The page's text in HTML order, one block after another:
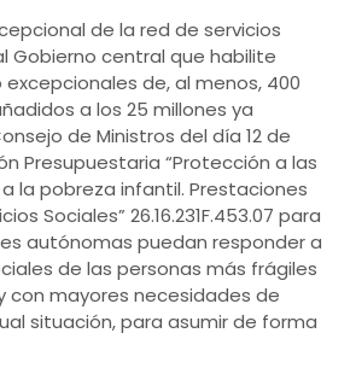
de la red de servicios
Gobierno central que habilite
de, al menos, 400
a los 25 millones ya
de Ministros del día 12 de
Presupuestaria “Protección a las
la pobreza infantil. Prestaciones
Sociales” 26.16.231F.453.07 para
autónomas puedan responder a
de las personas más frágiles
mayores necesidades de
situación, para asumir de forma